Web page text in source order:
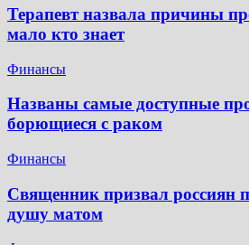
Терапевт назвала причины
мало кто знает
Финансы
Названы самые доступные
борющиеся с раком
Финансы
Священник призвал россиян
душу матом